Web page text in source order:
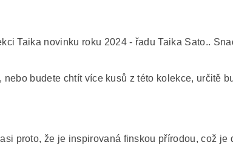
Taika novinku roku 2024 - řadu Taika Sato..
budete chtít více kusů z této kolekce, určitě
proto, že je inspirovaná finskou přírodou, což je